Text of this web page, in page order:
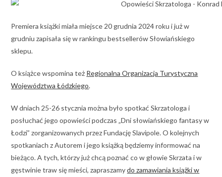
Premiera książki miała miejsce 20 grudnia 2024 roku i już w
grudniu zapisała się w rankingu bestsellerów Słowiańskiego
sklepu.
O książce wspomina też Regionalna Organizacja Turystyczna
Województwa Łódzkiego.
W dniach 25-26 stycznia można było spotkać Skrzatologa i
posłuchać jego opowieści podczas „Dni słowiańskiego fantasy w
Łodzi” zorganizowanych przez Fundację Slavipole. O kolejnych
spotkaniach z Autorem i jego książką będziemy informować na
bieżąco. A tych, którzy już chcą poznać co w głowie Skrzata i w
gęstwinie traw się mieści, zapraszamydo zamawiania książki w